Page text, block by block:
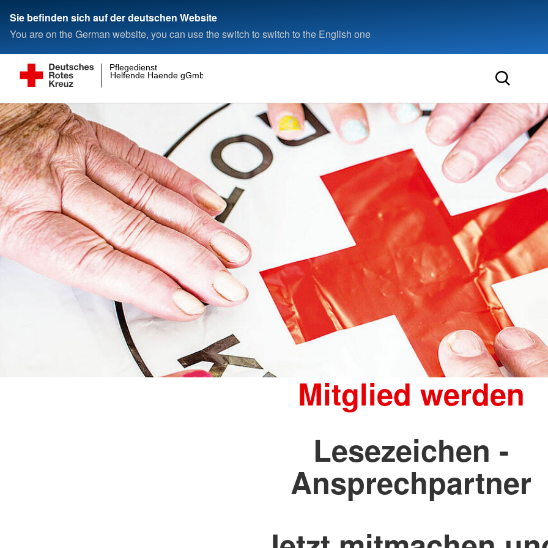
Sie befinden sich auf der deutschen Website
You are on the German website, you can use the switch to switch to the English one
Helfende Haende gGmbH
Pflegedienst
Mitglied werden
Lesezeichen -
Ansprechpartner